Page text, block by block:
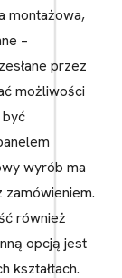
montażowa,
–
przez
możliwości
być
wyrób ma
również
opcją jest
kształtach.